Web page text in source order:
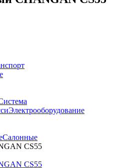
Электрооборудование
Салонные
CS55